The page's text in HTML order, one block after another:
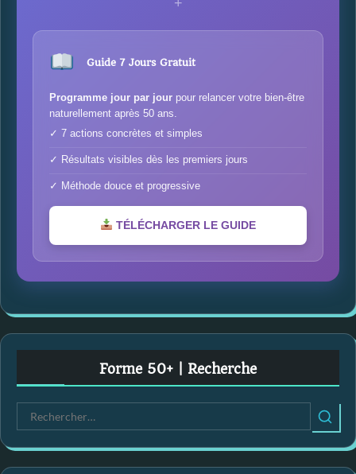
Guide 7 Jours Gratuit
Programme jour par jour pour relancer votre bien-être
naturellement après 50 ans.
✓ 7 actions concrètes et simples
✓ Résultats visibles dès les premiers jours
✓ Méthode douce et progressive
TÉLÉCHARGER LE GUIDE
Forme 50+ | Recherche
e
c
h